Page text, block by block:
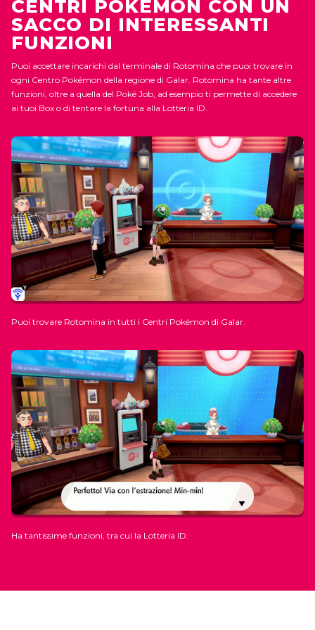
CENTRI POKÉMON CON UN
SACCO DI INTERESSANTI
FUNZIONI
Puoi accettare incarichi dal terminale di Rotomina che puoi trovare in
ogni Centro Pokémon della regione di Galar. Rotomina ha tante altre
funzioni, oltre a quella del Poké Job, ad esempio ti permette di accedere
ai tuoi Box o di tentare la fortuna alla Lotteria ID.
Puoi trovare Rotomina in tutti i Centri Pokémon di Galar.
Ha tantissime funzioni, tra cui la Lotteria ID.